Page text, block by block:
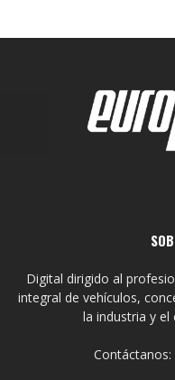
Digital dirigido al
integral de vehículos,
la industria y
Contáctanos: